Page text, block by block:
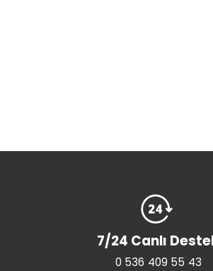
7/24 Canlı
0 536 409 55 43